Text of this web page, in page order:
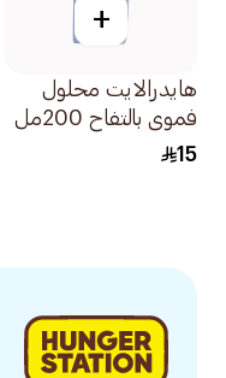
+
هايدرالايت محلول
فموي بالتفاح 200مل
15